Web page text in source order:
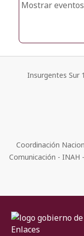
Mostrar
Insurgentes Sur
Coordinación
Comunicación - INAH -
Enlaces